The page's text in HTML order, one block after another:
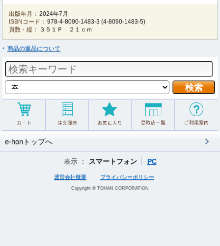
出版年月： 2024年7月
ISBNコード： 978-4-8090-1483-3 (4-8090-1483-5)
頁数・縦：
３５１Ｐ ２１ｃｍ
商品の返品について
e-honトップへ
表示 ： スマートフォン PC
運営会社概要 プライバシーポリシー
Copyright © TOHAN CORPORATION